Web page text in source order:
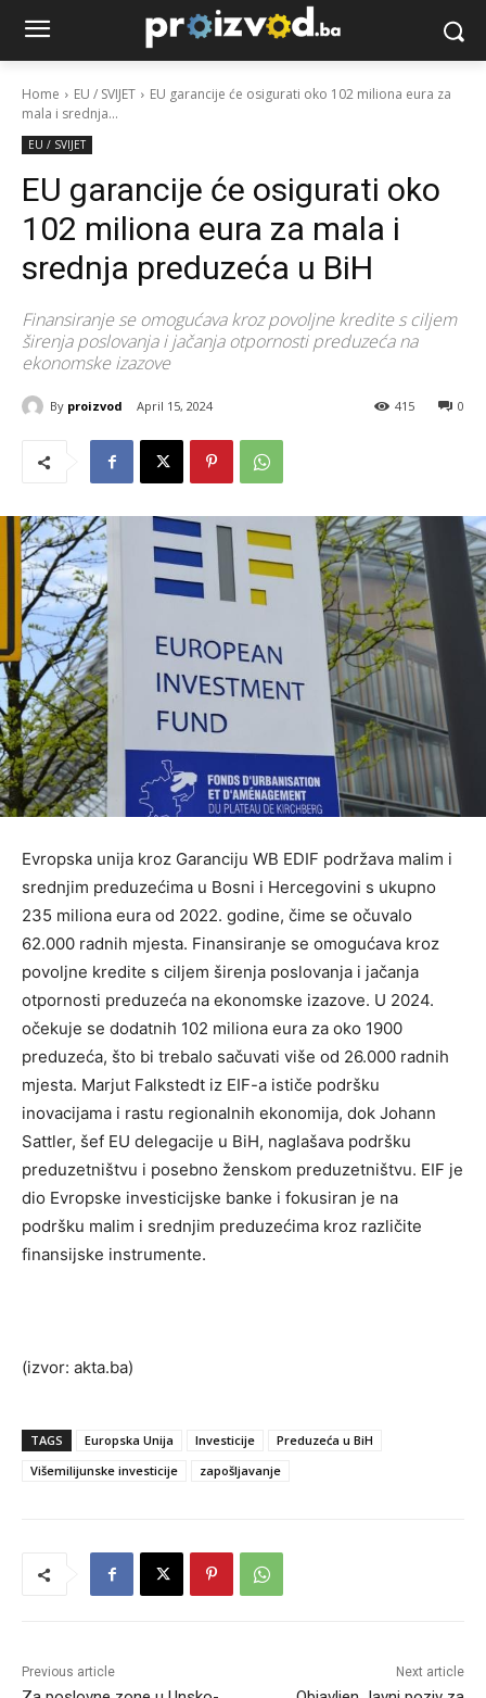
Home EU / SVIJET
EU garancije će osigurati oko 102 miliona eura za
mala i srednja...
EU / SVIJET
EU garancije će osigurati oko
102 miliona eura za mala i
srednja preduzeća u BiH
Finansiranje se omogućava kroz povoljne kredite s ciljem
širenja poslovanja i jačanja otpornosti preduzeća na
ekonomske izazove
By proizvod April 15, 2024 0
415
Evropska unija kroz Garanciju WB EDIF podržava malim i
srednjim preduzećima u Bosni i Hercegovini s ukupno
235 miliona eura od 2022. godine, čime se očuvalo
62.000 radnih mjesta. Finansiranje se omogućava kroz
povoljne kredite s ciljem širenja poslovanja i jačanja
otpornosti preduzeća na ekonomske izazove. U 2024.
očekuje se dodatnih 102 miliona eura za oko 1900
preduzeća, što bi trebalo sačuvati više od 26.000 radnih
mjesta. Marjut Falkstedt iz EIF-a ističe podršku
inovacijama i rastu regionalnih ekonomija, dok Johann
Sattler, šef EU delegacije u BiH, naglašava podršku
preduzetništvu i posebno ženskom preduzetništvu. EIF je
dio Evropske investicijske banke i fokusiran je na
podršku malim i srednjim preduzećima kroz različite
finansijske instrumente.
(izvor: akta.ba)
TAGS Europska Unija Investicije
Preduzeća u BiH
Višemilijunske investicije
zapošljavanje
Previous article Next article